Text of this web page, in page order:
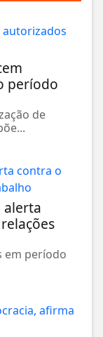
período
de
alerta
em período